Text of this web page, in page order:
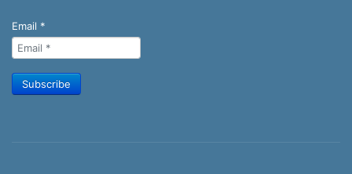
Email *
Subscribe